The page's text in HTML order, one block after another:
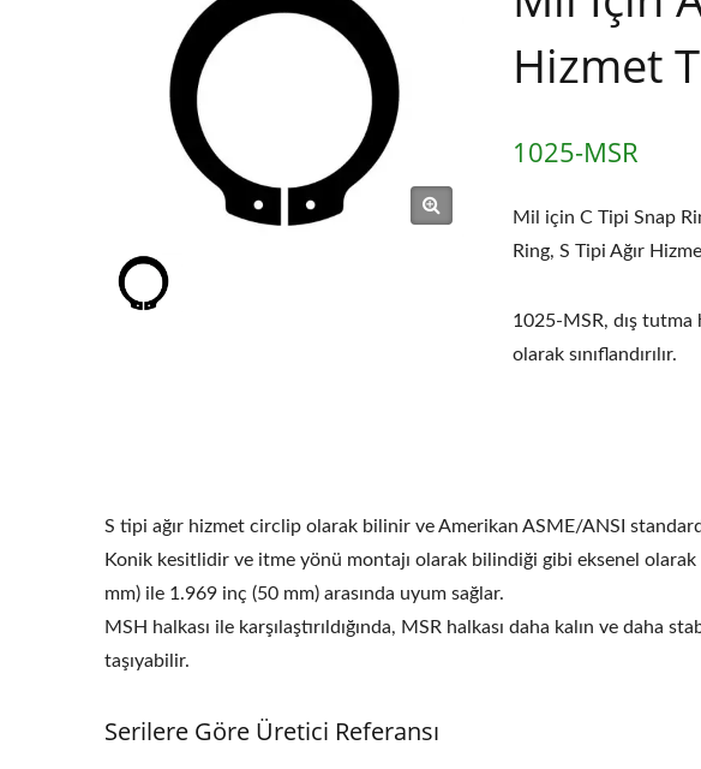
Hizmet
1025-MSR
Mil için C Tipi Snap
Ring, S Tipi Ağır
1025-MSR, dış
olarak sınıflandırılır.
S tipi ağır hizmet circlip olarak bilinir ve Amerikan ASME/ANSI
Konik kesitlidir ve itme yönü montajı olarak bilindiği gibi eksenel
mm) ile 1.969 inç (50 mm) arasında uyum sağlar.
MSH halkası ile karşılaştırıldığında, MSR halkası daha kalın ve daha
taşıyabilir.
Serilere Göre Üretici Referansı